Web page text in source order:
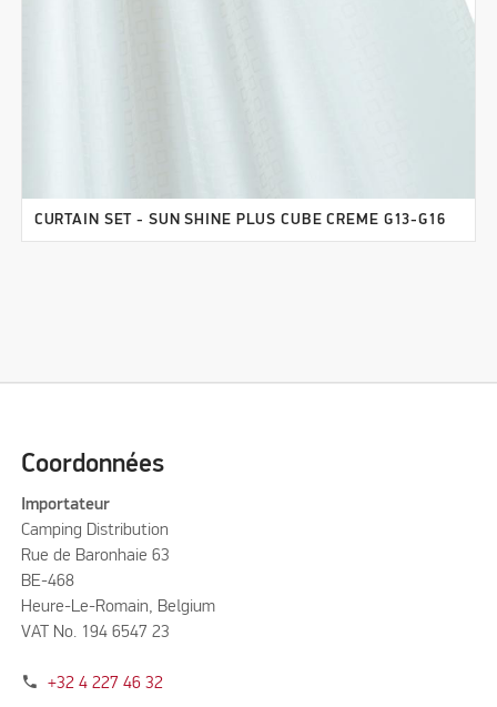
CURTAIN SET - SUN SHINE PLUS CUBE CREME G13-G16
Coordonnées
Importateur
Camping Distribution
Rue de Baronhaie 63
BE-468
Heure-Le-Romain, Belgium
VAT No. 194 6547 23
phone +32 4 227 46 32